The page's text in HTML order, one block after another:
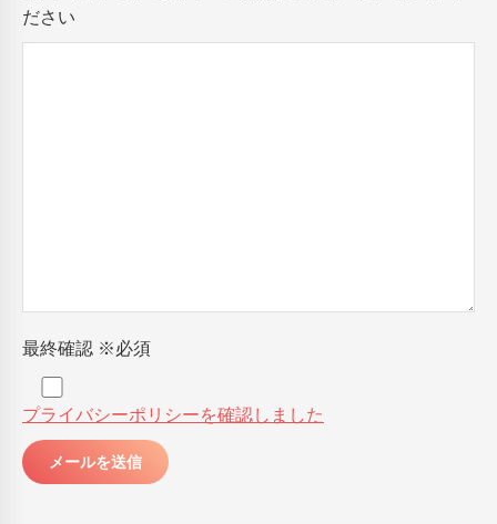
ださい
最終確認 ※必須
プライバシーポリシーを確認しました